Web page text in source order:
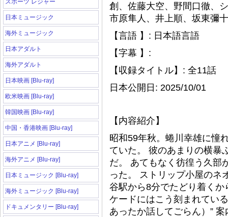
スポーツ レジャー
日本ミュージック
海外ミュージック
日本アダルト
海外アダルト
日本映画 [Blu-ray]
欧米映画 [Blu-ray]
韓国映画 [Blu-ray]
中国・香港映画 [Blu-ray]
日本アニメ [Blu-ray]
海外アニメ [Blu-ray]
日本ミュージック [Blu-ray]
海外ミュージック [Blu-ray]
ドキュメンタリー [Blu-ray]
創、佐藤大空、野間口徹、
市原隼人、井上順、坂東彌
【言語 】: 日本語言語
【字幕 】:
【収録タイトル】: 全11話
日本公開日: 2025/10/01
【内容紹介】
昭和59年秋。蜷川幸雄に憧
ていた。 彼のあまりの横暴
だ。 あてもなく彷徨う久部
った。 ストリップ小屋のネ
谷駅から8分でたどり着く
ケードにはこう刻まれてい
あったか話してごらん）”